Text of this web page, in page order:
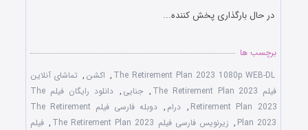
در حال بارگذاری پخش کننده...
برچسب ها
The Retirement Plan 2023 1080p WEB-DL
, اکشن , تماشای آنلاین
فیلم The Retirement Plan 2023
, جنایی ,
دانلود رایگان فیلم The
Retirement Plan 2023
, درام ,
دوبله فارسی فیلم The Retirement
Plan 2023
, زیرنویس فارسی فیلم The Retirement Plan 2023 , فیلم